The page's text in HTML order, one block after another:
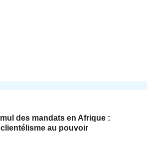
des mandats en Afrique :
clientélisme au pouvoir